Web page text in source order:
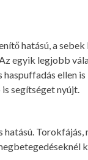
hatású, a
egyik legjobb
ellen
segítséget nyújt.
Torokfájás,